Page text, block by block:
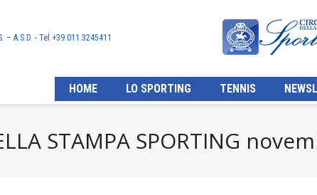
– A.S.D. - Tel +39.011.3245411
HOME LO SPORTING TENNIS
STAMPA SPORTING